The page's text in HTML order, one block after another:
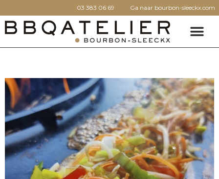
03 383 06 69 Ga naar bourbon-sleeckx.com